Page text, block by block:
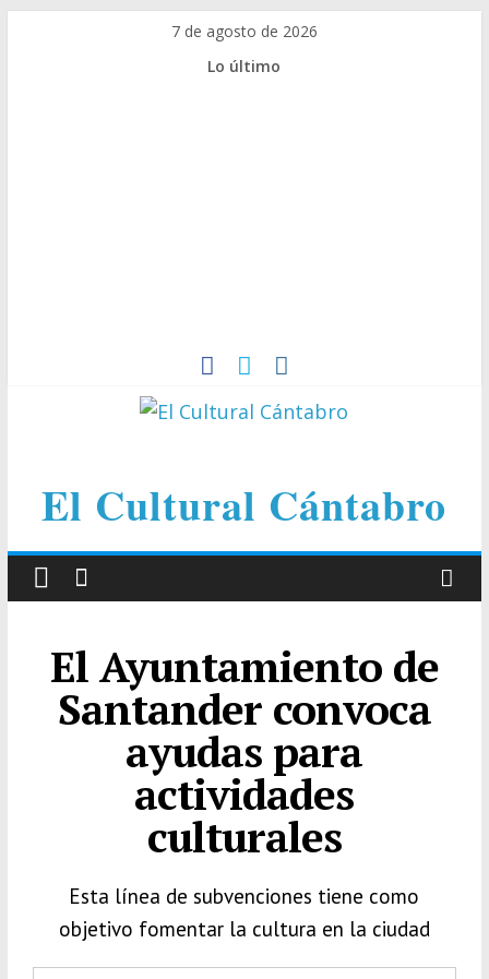
7 de agosto de 2026
Lo último
El Cultural Cántabro
El Ayuntamiento de
Santander convoca
ayudas para
actividades
culturales
Esta línea de subvenciones tiene como
objetivo fomentar la cultura en la ciudad